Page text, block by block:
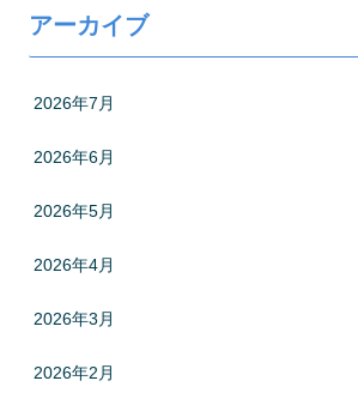
アーカイブ
2026年7月
2026年6月
2026年5月
2026年4月
2026年3月
2026年2月